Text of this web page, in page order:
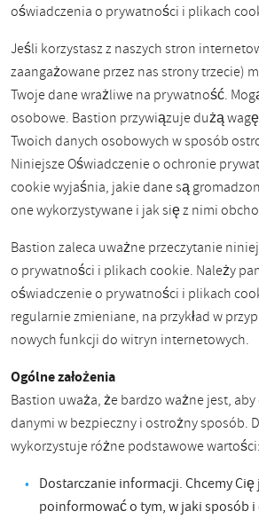
oświadczenia o prywatności i plikach
Jeśli korzystasz z naszych stron
zaangażowane przez nas strony trzecie)
Twoje dane wrażliwe na prywatność.
osobowe. Bastion przywiązuje dużą
Twoich danych osobowych w sposób
Niniejsze Oświadczenie o ochronie
cookie wyjaśnia, jakie dane są
one wykorzystywane i jak się z nimi
Bastion zaleca uważne przeczytanie
o prywatności i plikach cookie. Należy
oświadczenie o prywatności i plikach
regularnie zmieniane, na przykład w
nowych funkcji do witryn internetowych.
Ogólne założenia
Bastion uważa, że ​​bardzo ważne jest,
danymi w bezpieczny i ostrożny sposób.
wykorzystuje różne podstawowe wartości:
Dostarczanie informacji. Chcemy
poinformować o tym, w jaki sposób i